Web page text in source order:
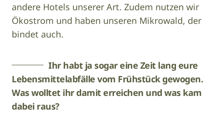
andere Hotels unserer Art. Zudem nutzen wir
Ökostrom und haben unseren Mikrowald, der
bindet auch.
Ihr habt ja sogar eine Zeit lang eure
Lebensmittelabfälle vom Frühstück gewogen.
Was wolltet ihr damit erreichen und was kam
dabei raus?